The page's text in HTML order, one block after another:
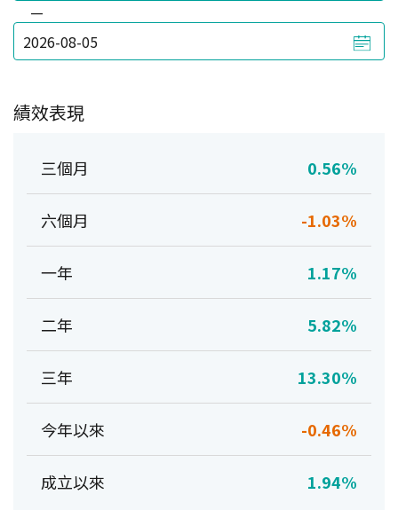
—
績效表現
三個月 0.56%
六個月 -1.03%
一年 1.17%
二年 5.82%
三年 13.30%
今年以來 -0.46%
成立以來 1.94%